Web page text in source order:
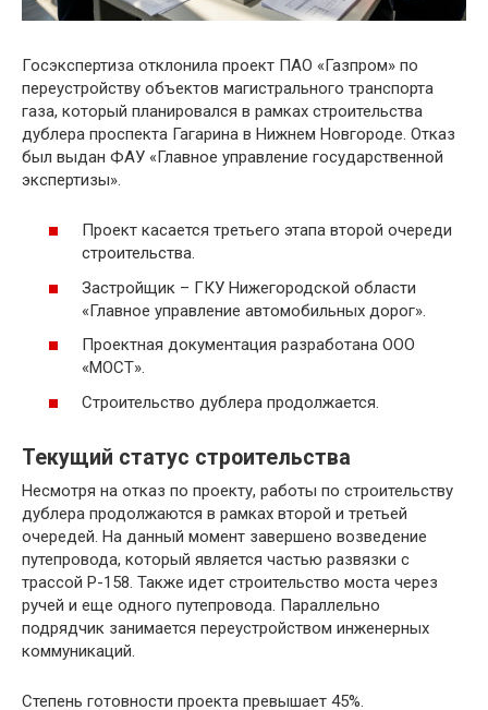
Госэкспертиза отклонила проект ПАО «Газпром» по
переустройству объектов магистрального транспорта
газа, который планировался в рамках строительства
дублера проспекта Гагарина в Нижнем Новгороде. Отказ
был выдан ФАУ «Главное управление государственной
экспертизы».
Проект касается третьего этапа второй очереди
строительства.
Застройщик – ГКУ Нижегородской области
«Главное управление автомобильных дорог».
Проектная документация разработана ООО
«МОСТ».
Строительство дублера продолжается.
Текущий статус строительства
Несмотря на отказ по проекту, работы по строительству
дублера продолжаются в рамках второй и третьей
очередей. На данный момент завершено возведение
путепровода, который является частью развязки с
трассой Р-158. Также идет строительство моста через
ручей и еще одного путепровода. Параллельно
подрядчик занимается переустройством инженерных
коммуникаций.
Степень готовности проекта превышает 45%.